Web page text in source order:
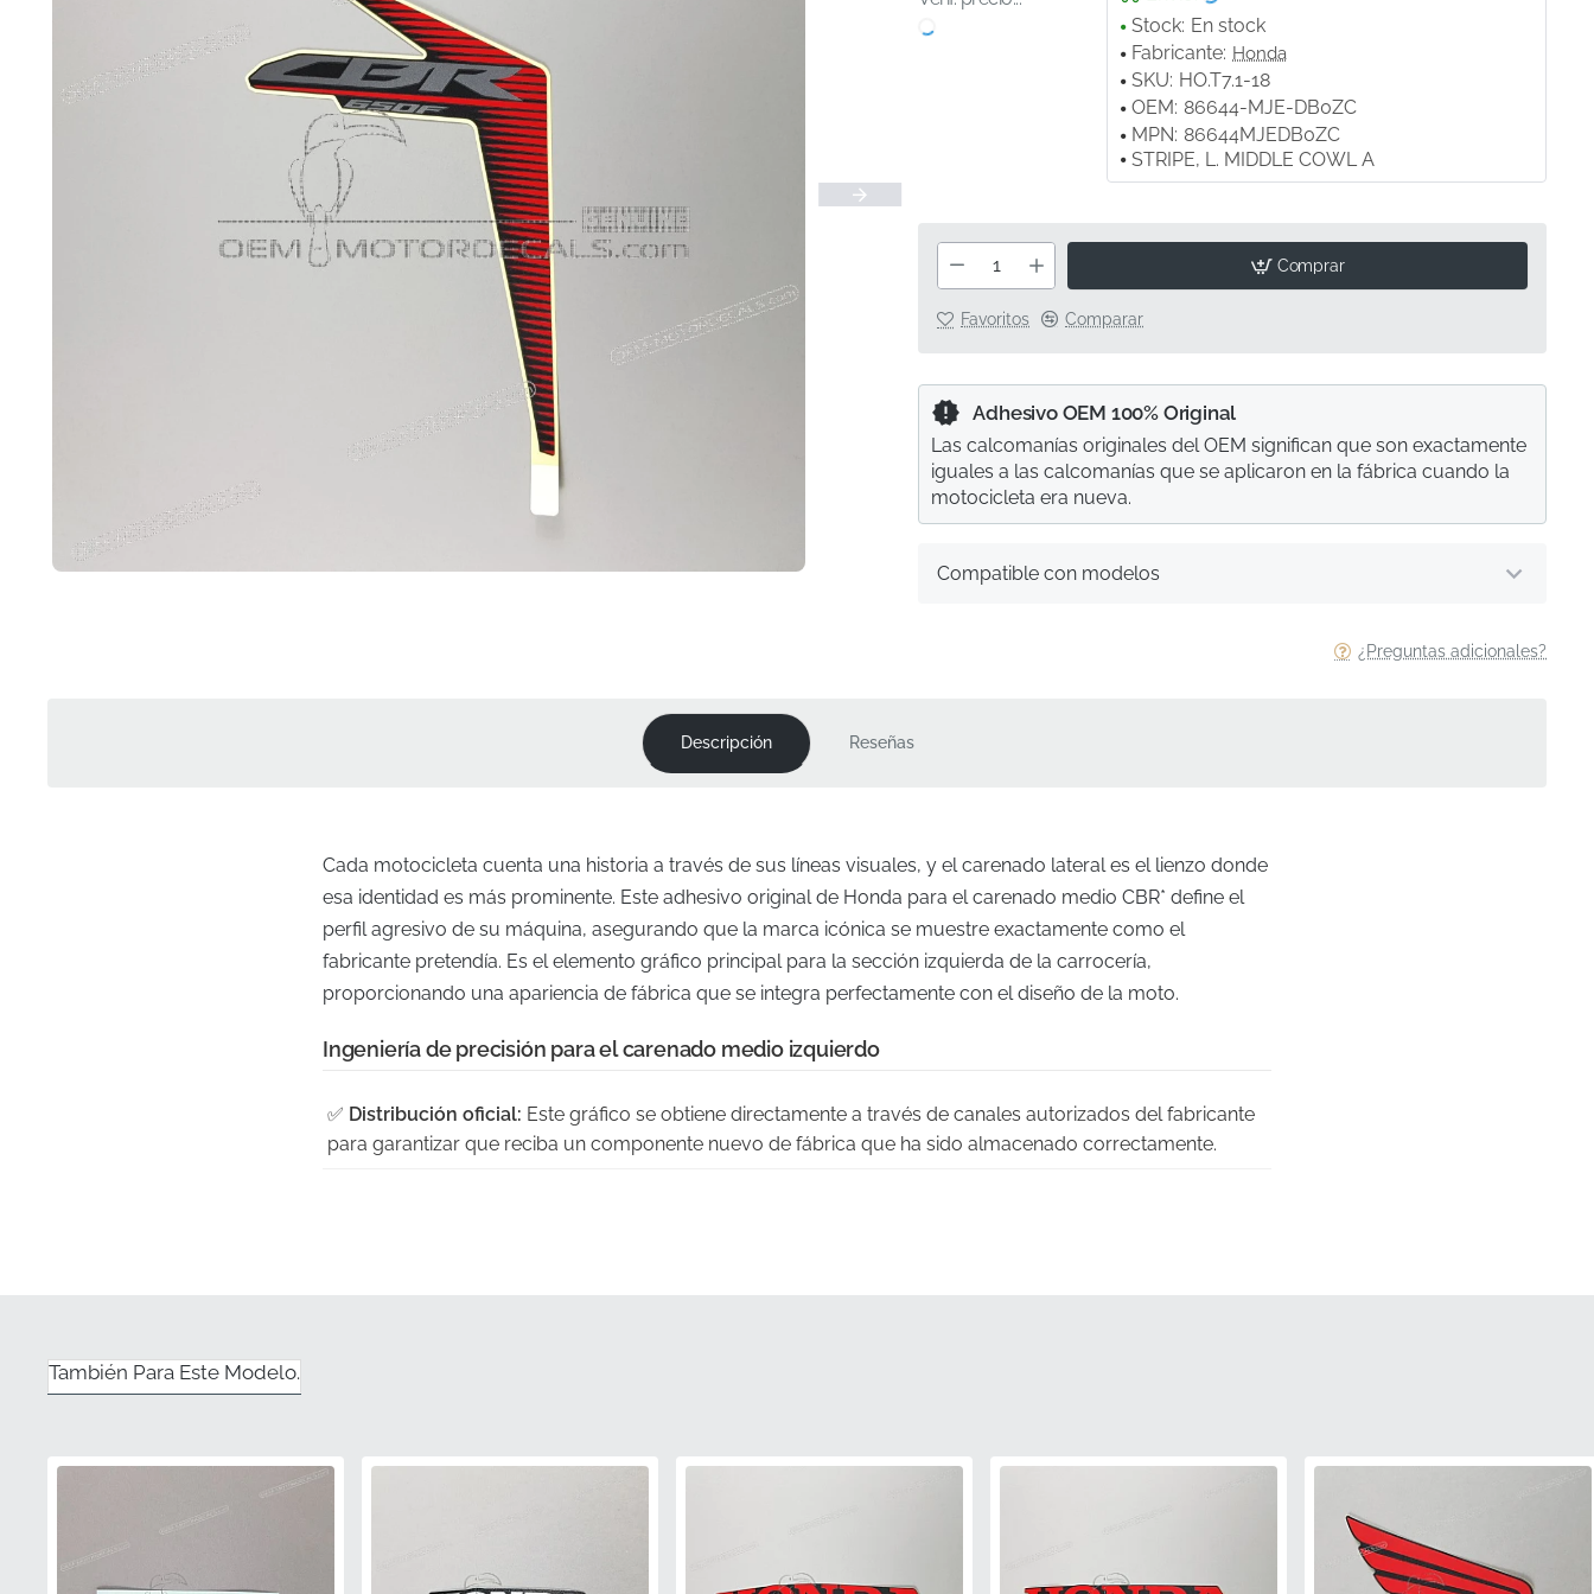
Stock: En stock
Fabricante: Honda
SKU: HO.T7.1-18
OEM: 86644-MJE-DB0ZC
MPN: 86644MJEDB0ZC
STRIPE, L. MIDDLE COWL A
Comprar
Favoritos Comparar
¿Preguntas adicionales?
Compatible con modelos
Adhesivo OEM 100% Original
Las calcomanías originales del OEM significan que son exactamente
iguales a las calcomanías que se aplicaron en la fábrica cuando la
motocicleta era nueva.
Descripción Reseñas
Cada motocicleta cuenta una historia a través de sus líneas visuales, y el carenado lateral es el lienzo donde
esa identidad es más prominente. Este adhesivo original de Honda para el carenado medio CBR* define el
perfil agresivo de su máquina, asegurando que la marca icónica se muestre exactamente como el
fabricante pretendía. Es el elemento gráfico principal para la sección izquierda de la carrocería,
proporcionando una apariencia de fábrica que se integra perfectamente con el diseño de la moto.
Ingeniería de precisión para el carenado medio izquierdo
✅ Distribución oficial: Este gráfico se obtiene directamente a través de canales autorizados del fabricante
para garantizar que reciba un componente nuevo de fábrica que ha sido almacenado correctamente.
También Para Este Modelo.